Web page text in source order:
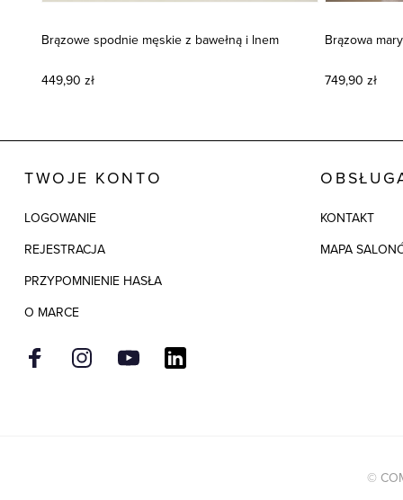
Brązowe spodnie męskie z bawełną i lnem
449,90 zł
Brązowa
749,90 zł
TWOJE KONTO
LOGOWANIE
REJESTRACJA
PRZYPOMNIENIE HASŁA
O MARCE
KONTAKT
MAPA
©